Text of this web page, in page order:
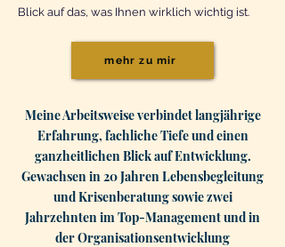
Blick auf das, was Ihnen wirklich wichtig ist.
mehr zu mir
Meine Arbeitsweise verbindet langjährige
Erfahrung, fachliche Tiefe und einen
ganzheitlichen Blick auf Entwicklung.
Gewachsen in 20 Jahren Lebensbegleitung
und Krisenberatung sowie zwei
Jahrzehnten im Top-Management und in
der Organisationsentwicklung